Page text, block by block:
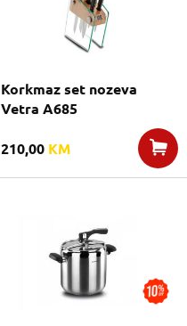
Korkmaz set nozeva
Vetra A685
210,00 KM